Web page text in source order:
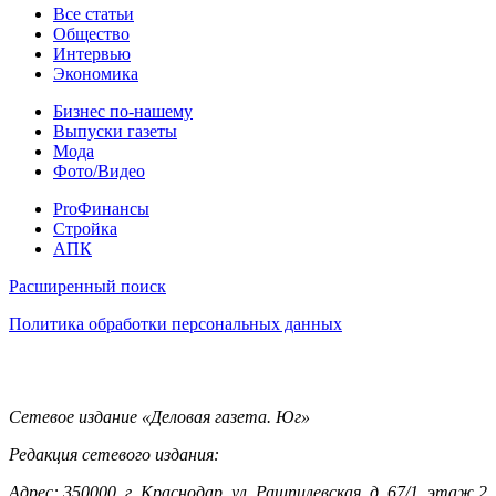
Статьи
Все статьи
Общество
Интервью
Экономика
Разное
Бизнес по-нашему
Выпуски газеты
Мода
Фото/Видео
Pro
ProФинансы
Стройка
АПК
Информация
Расширенный поиск
Политика обработки персональных данных
Контакты
Сетевое издание «Деловая газета. Юг»
Редакция сетевого издания: